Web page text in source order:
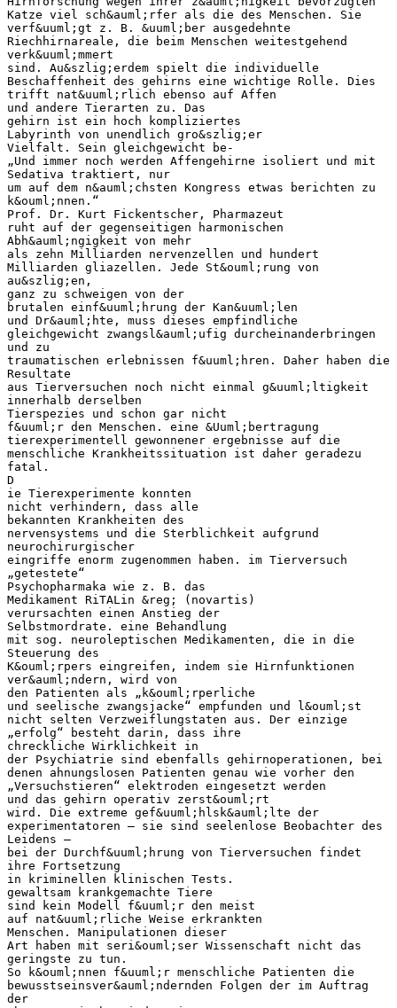
Katze viel sch&auml;rfer als die des Menschen. Sie
verf&uuml;gt z. B. &uuml;ber ausgedehnte
Riechhirnareale, die beim Menschen weitestgehend
verk&uuml;mmert
sind. Au&szlig;erdem spielt die individuelle
Beschaffenheit des gehirns eine wichtige Rolle. Dies
trifft nat&uuml;rlich ebenso auf Affen
und andere Tierarten zu. Das
gehirn ist ein hoch kompliziertes
Labyrinth von unendlich gro&szlig;er
Vielfalt. Sein gleichgewicht be-
„Und immer noch werden Affengehirne isoliert und mit
Sedativa traktiert, nur
um auf dem n&auml;chsten Kongress etwas berichten zu
k&ouml;nnen.“
Prof. Dr. Kurt Fickentscher, Pharmazeut
ruht auf der gegenseitigen harmonischen
Abh&auml;ngigkeit von mehr
als zehn Milliarden nervenzellen und hundert
Milliarden gliazellen. Jede St&ouml;rung von
au&szlig;en,
ganz zu schweigen von der
brutalen einf&uuml;hrung der Kan&uuml;len
und Dr&auml;hte, muss dieses empfindliche
gleichgewicht zwangsl&auml;ufig durcheinanderbringen
und zu
traumatischen erlebnissen f&uuml;hren. Daher haben die
Resultate
aus Tierversuchen noch nicht einmal g&uuml;ltigkeit
innerhalb derselben
Tierspezies und schon gar nicht
f&uuml;r den Menschen. eine &Uuml;bertragung
tierexperimentell gewonnener ergebnisse auf die
menschliche Krankheitssituation ist daher geradezu
fatal.
D
ie Tierexperimente konnten
nicht verhindern, dass alle
bekannten Krankheiten des
nervensystems und die Sterblichkeit aufgrund
neurochirurgischer
eingriffe enorm zugenommen haben. im Tierversuch
„getestete“
Psychopharmaka wie z. B. das
Medikament RiTALin &reg; (novartis)
verursachten einen Anstieg der
Selbstmordrate. eine Behandlung
mit sog. neuroleptischen Medikamenten, die in die
Steuerung des
K&ouml;rpers eingreifen, indem sie Hirnfunktionen
ver&auml;ndern, wird von
den Patienten als „k&ouml;rperliche
und seelische zwangsjacke“ empfunden und l&ouml;st
nicht selten Verzweiflungstaten aus. Der einzige
„erfolg“ besteht darin, dass ihre
chreckliche Wirklichkeit in
der Psychiatrie sind ebenfalls gehirnoperationen, bei
denen ahnungslosen Patienten genau wie vorher den
„Versuchstieren“ elektroden eingesetzt werden
und das gehirn operativ zerst&ouml;rt
wird. Die extreme gef&uuml;hlsk&auml;lte der
experimentatoren – sie sind seelenlose Beobachter des
Leidens –
bei der Durchf&uuml;hrung von Tierversuchen findet
ihre Fortsetzung
in kriminellen klinischen Tests.
gewaltsam krankgemachte Tiere
sind kein Modell f&uuml;r den meist
auf nat&uuml;rliche Weise erkrankten
Menschen. Manipulationen dieser
Art haben mit seri&ouml;ser Wissenschaft nicht das
geringste zu tun.
So k&ouml;nnen f&uuml;r menschliche Patienten die
bewusstseinsver&auml;ndernden Folgen der im Auftrag
der